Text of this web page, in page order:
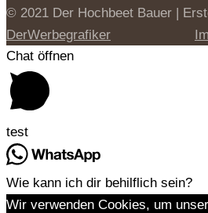
© 2021 Der Hochbeet Bauer |
DerWerbegrafiker
Chat öffnen
test
Wie kann ich dir behilflich sein?
Wir verwenden Cookies, um